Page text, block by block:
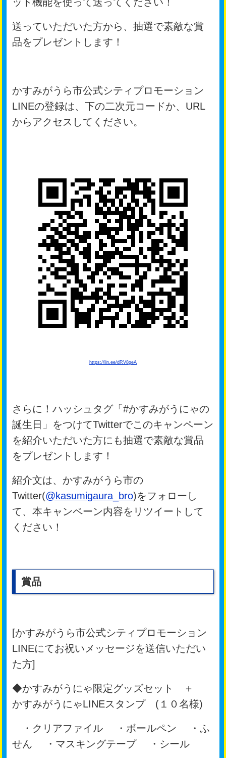
ット機能を使って送ってください！
送っていただいた方から、抽選で素敵な賞
品をプレゼントします！
かすみがうら市公式シティプロモーション
LINEの登録は、下の二次元コードか、URL
からアクセスしてください。
https://lin.ee/dRV8geA
さらに！ハッシュタグ「#かすみがうにゃの
誕生日」をつけてTwitterでこのキャンペーン
を紹介いただいた方にも抽選で素敵な賞品
をプレゼントします！
紹介文は、かすみがうら市の
Twitter(@kasumigaura_bro)をフォローし
て、本キャンペーン内容をリツイートして
ください！
賞品
[かすみがうら市公式シティプロモーション
LINEにてお祝いメッセージを送信いただい
た方]
◆かすみがうにゃ限定グッズセット ＋
かすみがうにゃLINEスタンプ (１０名様)
・クリアファイル ・ボールペン ・ふ
せん ・マスキングテープ ・シール